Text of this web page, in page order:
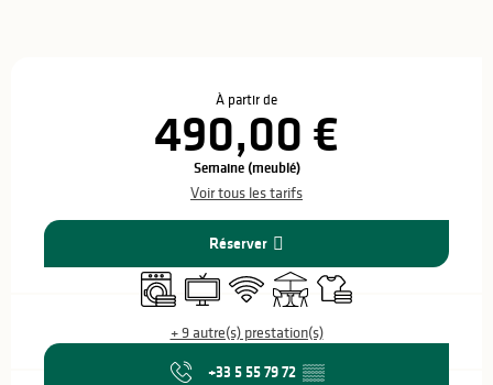
À partir de
490,00 €
Semaine (meublé)
Voir tous les tarifs
Réserver
Lave lingeTélévision
WiFi TerrasseDraps et linge
+ 9 autre(s) prestation(s)
+33 5 55 79 72 ▒▒